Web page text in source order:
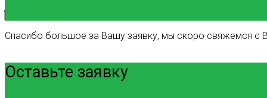
Спасибо большое за Вашу заявку, мы скоро свяжемся с
Оставьте заявку